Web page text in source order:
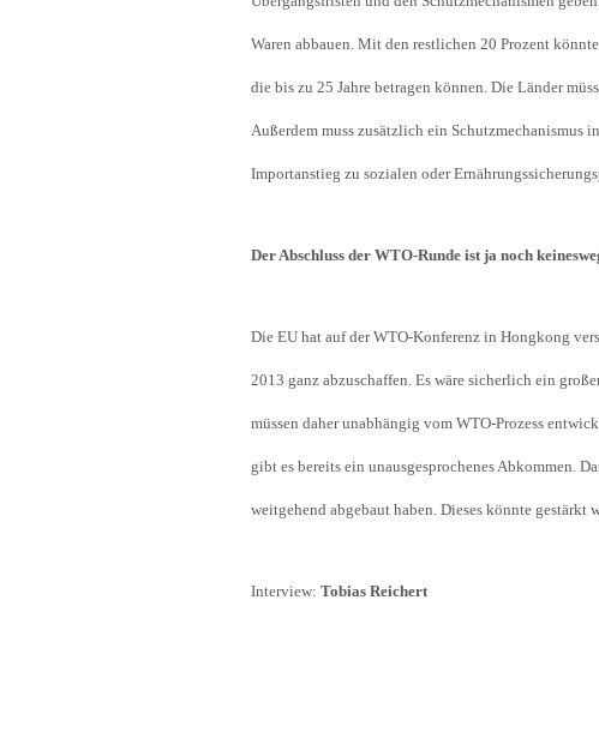
Waren abbauen. Mit den restlichen 20 Prozent
die bis zu 25 Jahre betragen können. Die Länder
Außerdem muss zusätzlich ein Schutzmechanismus
Importanstieg zu sozialen oder
Der Abschluss der WTO-Runde ist ja noch
Die EU hat auf der WTO-Konferenz in Hongkong
2013 ganz abzuschaffen. Es wäre sicherlich ein
müssen daher unabhängig vom WTO-Prozess
gibt es bereits ein unausgesprochenes Abkommen.
weitgehend abgebaut haben. Dieses könnte
Interview: Tobias Reichert